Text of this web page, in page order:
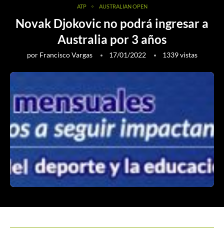
ATP AUSTRALIAN OPEN
Novak Djokovic no podrá ingresar a
Australia por 3 años
por Francisco Vargas 17/01/2022 1339vistas